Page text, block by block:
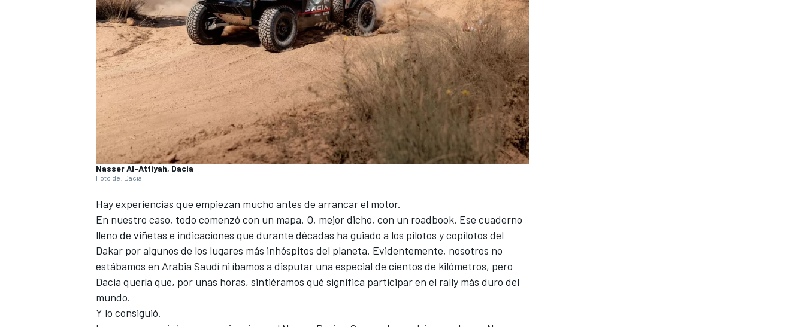
Nasser Al-Attiyah, Dacia
Foto de: Dacia
Hay experiencias que empiezan mucho antes de arrancar el motor.
En nuestro caso, todo comenzó con un mapa. O, mejor dicho, con un roadbook. Ese cuaderno
lleno de viñetas e indicaciones que durante décadas ha guiado a los pilotos y copilotos del
Dakar por algunos de los lugares más inhóspitos del planeta. Evidentemente, nosotros no
estábamos en Arabia Saudí ni íbamos a disputar una especial de cientos de kilómetros, pero
Dacia quería que, por unas horas, sintiéramos qué significa participar en el rally más duro del
mundo.
Y lo consiguió.